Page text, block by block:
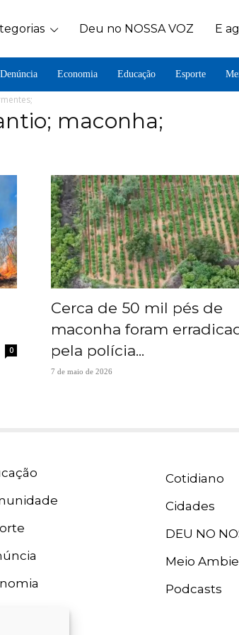
Deu no NOSSA VOZ E
Denúncia Economia Educação Esporte
maconha;
0
Cerca de 50 mil pés de
maconha foram
pela polícia...
7 de maio de 2026
Cotidiano
Cidades
DEU NO
Meio
Podcasts